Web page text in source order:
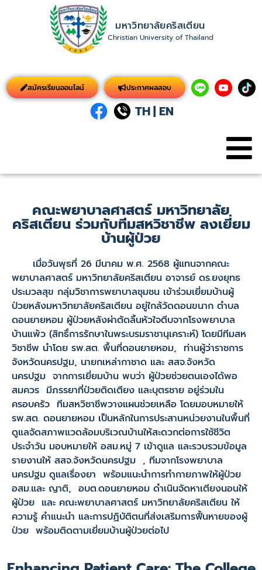
มหาวิทยาลัยคริสเตียน
Christian University of Thailand
สมัครเรียนออนไลน์ ประกาศผลสอบ
TH| EN
คณะพยาบาลศาสตร์ มหาวิทยาลัย
คริสเตียน ร่วมกับทีมสหวิชาชีพ ลงเยี่ยม
บ้านผู้ป่วย
เมื่อวันพุธที่ 26 มีนาคม พ.ศ. 2568 ผู้แทนจากคณะ
พยาบาลศาสตร์ มหาวิทยาลัยคริสเตียน อาจารย์ ดร.ยงยุทธ
ประมวลสุข กลุ่มวิชาการพยาบาลชุมชน เข้าร่วมเยี่ยมบ้านผู้
ป่วยหลังมหาวิทยาลัยคริสเตียน อยู่ใกล้วัดดอนขนาก ตำบล
ดอนยายหอม ผู้ป่วยหลังผ่าตัดลิ้นหัวใจตีบจากโรงพยาบาล
บ้านแพ้ว (สิทธิ์การรักษาในพระบรมราชานุเคราะห์) โดยมีทีมสห
วิชาชีพ นำโดย รพ.สต. พื้นที่ดอนยายหอม, ท่านผู้ว่าราชการ
จังหวัดนครปฐม, นายกเหล่ากาชาด และ สสจ.จังหวัด
นครปฐม จากการเยี่ยมบ้าน พบว่า ผู้ป่วยช่วยตนเองได้พอ
สมควร มีภรรยาที่ป่วยติดเตียง และบุตรชาย อยู่ร่วมใน
ครอบครัว ทีมสหวิชาชีพวางแผนช่วยเหลือ โดยมอบหมายให้
รพ.สต. ดอนยายหอม เป็นหลักในการประสานหน่วยงานในพื้นที่
ดูแลจัดสภาพแวดล้อมบริเวณบ้านให้สะดวกต่อการใช้ชีวิต
ประจำวัน มอบหมายให้ อสม.หมู่ 7 เข้าดูแล และรวบรวมข้อมูล
รายงานให้ สสจ.จังหวัดนครปฐม , ทีมจากโรงพยาบาล
นครปฐม ดูแลเรื่องยา พร้อมแนะนำการทำกายภาพให้ผู้ป่วย
อสม.และ ญาติ, อบต.ดอนยายหอม ดำเนินจัดหาเตียงนอนให้
ผู้ป่วย และ คณะพยาบาลศาสตร์ มหาวิทยาลัยคริสเตียน ให้
ความรู้ คำแนะนำ และการปฏิบัติตนที่ส่งเสริมการฟื้นหายของผู้
ป่วย พร้อมติดตามเยี่ยมบ้านผู้ป่วยต่อไป